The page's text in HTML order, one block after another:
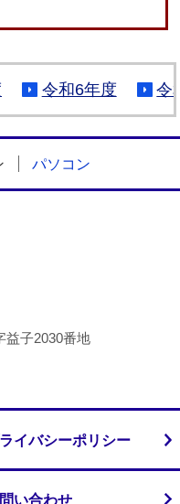
令和6年度 令
パソコン
益子2030番地
イバシーポリシー
い合わせ